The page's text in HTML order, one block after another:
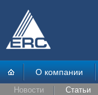
О компании
Новости Статьи